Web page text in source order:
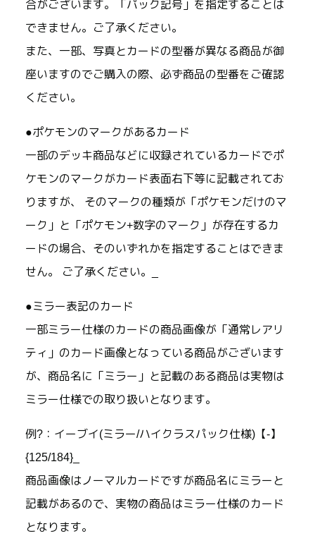
合がございます。「パック記号」を指定することは
できません。ご了承ください。
また、一部、写真とカードの型番が異なる商品が御
座いますのでご購入の際、必ず商品の型番をご確認
ください。
●ポケモンのマークがあるカード
一部のデッキ商品などに収録されているカードでポ
ケモンのマークがカード表面右下等に記載されてお
りますが、 そのマークの種類が「ポケモンだけのマ
ーク」と「ポケモン+数字のマーク」が存在するカ
ードの場合、そのいずれかを指定することはできま
せん。 ご了承ください。_
●ミラー表記のカード
一部ミラー仕様のカードの商品画像が「通常レアリ
ティ」のカード画像となっている商品がございます
が、商品名に「ミラー」と記載のある商品は実物は
ミラー仕様での取り扱いとなります。
例?：イーブイ(ミラー/ハイクラスパック仕様)【-】
{125/184}_
商品画像はノーマルカードですが商品名にミラーと
記載があるので、実物の商品はミラー仕様のカード
となります。